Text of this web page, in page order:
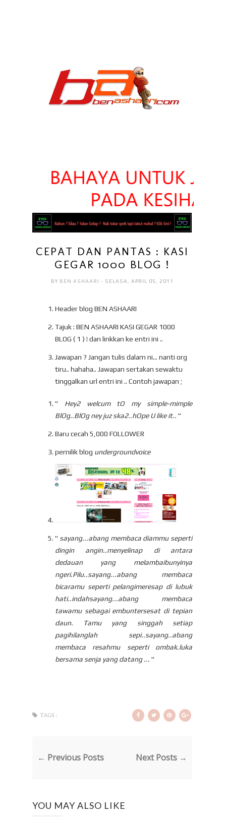
CEPAT DAN PANTAS : KASI
GEGAR 1000 BLOG !
BY BEN ASHAARI - SELASA, APRIL 05, 2011
Header blog BEN ASHAARI
Tajuk : BEN ASHAARI KASI GEGAR 1000
BLOG ( 1 ) ! dan linkkan ke entri ini ..
Jawapan ? Jangan tulis dalam ni... nanti org
tiru.. hahaha.. Jawapan sertakan sewaktu
tinggalkan url entri ini .. Contoh jawapan ;
" Hey2 welcum tO my simple-mimple
BlOg..BlOg ney juz ska2..hOpe U like it.. "
Baru cecah 5,000 FOLLOWER
pemilik blog undergroundvoice
" sayang...abang membaca diammu seperti
dingin angin..menyelinap di antara
dedauan yang melambaibunyinya
ngeri.Pilu..sayang...abang membaca
bicaramu seperti pelangimeresap di lubuk
hati..indahsayang...abang membaca
tawamu sebagai embuntersesat di tepian
daun. Tamu yang singgah setiap
pagihilanglah sepi..sayang..abang
membaca resahmu seperti ombak.luka
bersama senja yang datang ... "
TAGS :
← Previous Posts Next Posts →
YOU MAY ALSO LIKE